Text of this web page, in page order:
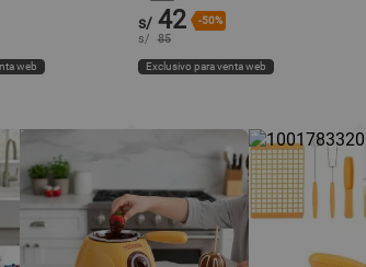
web
s/ 42 -50%
s/ 85
Exclusivo para venta web